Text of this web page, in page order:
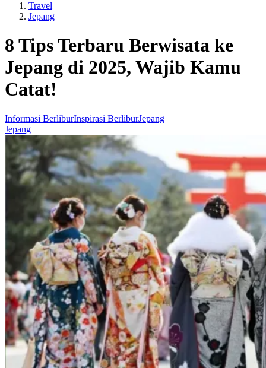
Travel
Jepang
8 Tips Terbaru Berwisata ke
Jepang di 2025, Wajib Kamu
Catat!
Informasi BerliburInspirasi BerliburJepang
Jepang